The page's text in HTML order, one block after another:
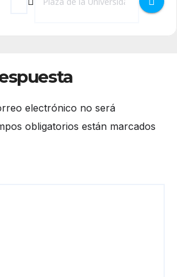
electrónico no será
obligatorios están marcados